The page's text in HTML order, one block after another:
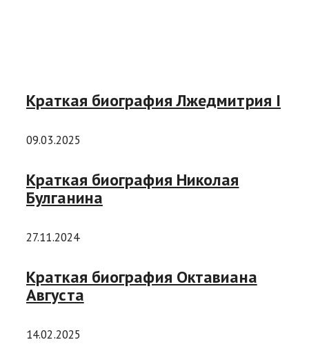
Краткая биография Лжедмитрия I
09.03.2025
Краткая биография Николая
Булганина
27.11.2024
Краткая биография Октавиана
Августа
14.02.2025